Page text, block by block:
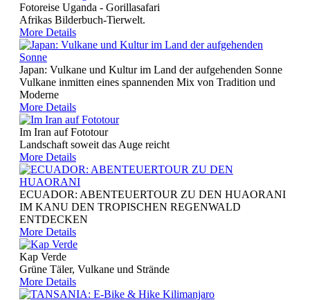
Fotoreise Uganda - Gorillasafari
Afrikas Bilderbuch-Tierwelt.
More Details
Japan: Vulkane und Kultur im Land der aufgehenden Sonne
Vulkane inmitten eines spannenden Mix von Tradition und
Moderne
More Details
Im Iran auf Fototour
Landschaft soweit das Auge reicht
More Details
ECUADOR: ABENTEUERTOUR ZU DEN HUAORANI
IM KANU DEN TROPISCHEN REGENWALD
ENTDECKEN
More Details
Kap Verde
Grüne Täler, Vulkane und Strände
More Details